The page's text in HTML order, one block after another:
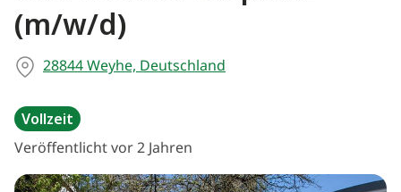
(m/w/d)
28844 Weyhe, Deutschland
Vollzeit
Veröffentlicht vor 2 Jahren